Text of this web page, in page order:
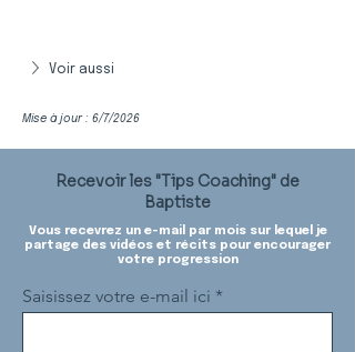
Voir aussi
Mise à jour : 6/7/2026
Recevoir les "Tips Coaching" de
Baptiste
Vous recevrez un e-mail par mois sur lequel je
partage des vidéos et récits pour encourager
votre progression
Saisissez votre e-mail ici